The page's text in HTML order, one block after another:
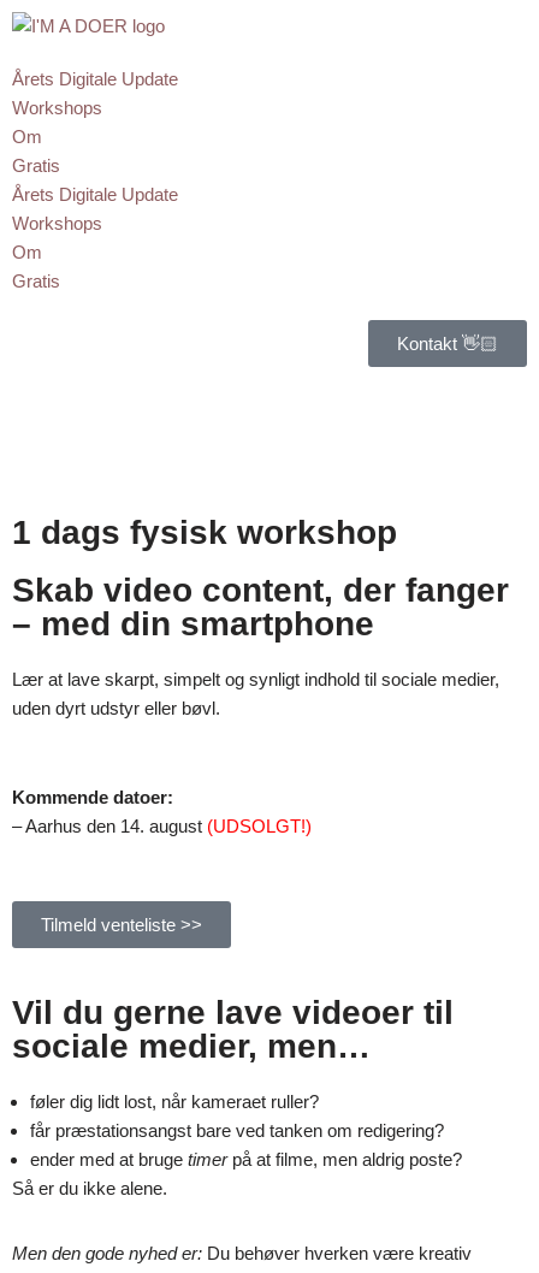
Spring
Årets Digitale Update
Workshops
Om
Gratis
Årets Digitale Update
Workshops
Om
Gratis
Kontakt 👋🏻
1 dags fysisk workshop
Skab video content, der fanger
– med din smartphone
Lær at lave skarpt, simpelt og synligt indhold til sociale medier,
uden dyrt udstyr eller bøvl.
Kommende datoer:
– Aarhus den 14. august (UDSOLGT!)
Tilmeld venteliste >>
Vil du gerne lave videoer til
sociale medier, men…
føler dig lidt lost, når kameraet ruller?
får præstationsangst bare ved tanken om redigering?
ender med at bruge timerpå at filme, men aldrig poste?
Så er du ikke alene.
Men den gode nyhed er: Du behøver hverken være kreativ